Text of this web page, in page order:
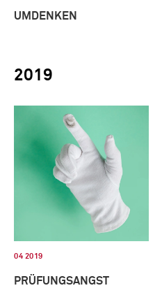
UMDENKEN
2019
04 2019
PRÜFUNGSANGST